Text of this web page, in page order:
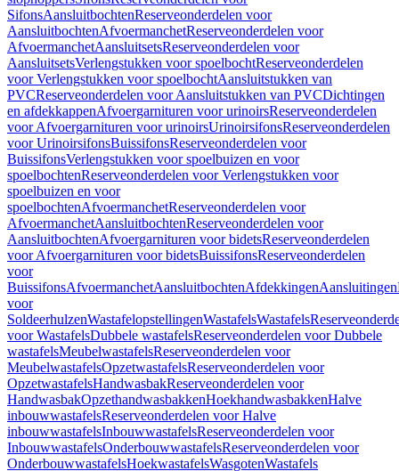
SifonsAansluitbochtenReserveonderdelen voor
AansluitbochtenAfvoermanchetReserveonderdelen voor
AfvoermanchetAansluitsetsReserveonderdelen voor
AansluitsetsVerlengstukken voor spoelbochtReserveonderdelen
voor Verlengstukken voor spoelbochtAansluitstukken van
PVCReserveonderdelen voor Aansluitstukken van PVCDichtingen
en afdekkappenAfvoergarnituren voor urinoirsReserveonderdelen
voor Afvoergarnituren voor urinoirsUrinoirsifonsReserveonderdelen
voor UrinoirsifonsBuissifonsReserveonderdelen voor
BuissifonsVerlengstukken voor spoelbuizen en voor
spoelbochtenReserveonderdelen voor Verlengstukken voor
spoelbuizen en voor
spoelbochtenAfvoermanchetReserveonderdelen voor
AfvoermanchetAansluitbochtenReserveonderdelen voor
AansluitbochtenAfvoergarnituren voor bidetsReserveonderdelen
voor Afvoergarnituren voor bidetsBuissifonsReserveonderdelen
voor
BuissifonsAfvoermanchetAansluitbochtenAfdekkingenAansluitingen
voor
SoldeerhulzenWastafelopstellingenWastafelsWastafels
voor WastafelsDubbele wastafelsReserveonderdelen voor Dubbele
wastafelsMeubelwastafelsReserveonderdelen voor
MeubelwastafelsOpzetwastafelsReserveonderdelen voor
OpzetwastafelsHandwasbakReserveonderdelen voor
HandwasbakOpzethandwasbakkenHoekhandwasbakkenHalve
inbouwwastafelsReserveonderdelen voor Halve
inbouwwastafelsInbouwwastafelsReserveonderdelen voor
InbouwwastafelsOnderbouwwastafelsReserveonderdelen voor
OnderbouwwastafelsHoekwastafelsWasgotenWastafels